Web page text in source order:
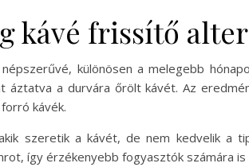
kávé frissítő
különösen a melegebb
a durvára őrölt kávét. Az
kávék.
szeretik a kávét, de nem kedvelik a
így érzékenyebb fogyasztók számára